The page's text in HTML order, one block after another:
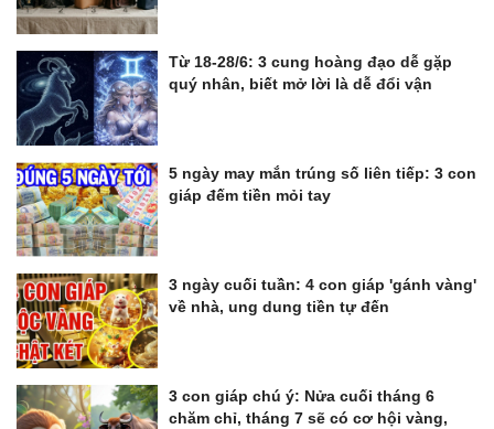
Từ 18-28/6: 3 cung hoàng đạo dễ gặp
quý nhân, biết mở lời là dễ đổi vận
5 ngày may mắn trúng số liên tiếp: 3 con
giáp đếm tiền mỏi tay
3 ngày cuối tuần: 4 con giáp 'gánh vàng'
về nhà, ung dung tiền tự đến
3 con giáp chú ý: Nửa cuối tháng 6
chăm chỉ, tháng 7 sẽ có cơ hội vàng,